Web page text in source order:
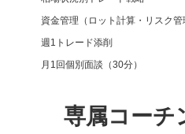
資金管理（ロット計算・リスク管
週1トレード添削
月1回個別面談（30分）
専属コーチ